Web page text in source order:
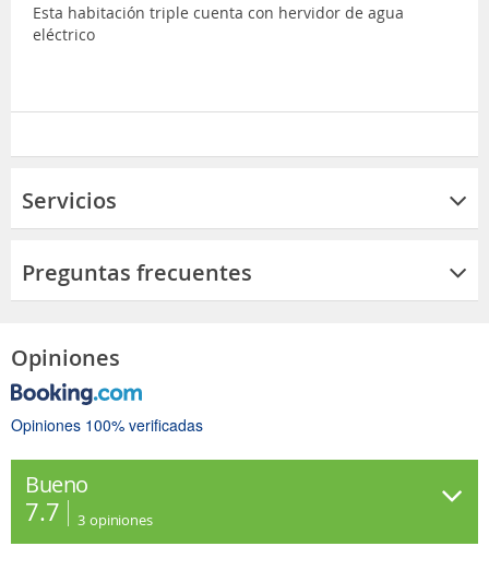
Esta habitación triple cuenta con hervidor de agua
eléctrico
Servicios
Preguntas frecuentes
Opiniones
Opiniones 100% verificadas
Bueno
7.7 3 opiniones